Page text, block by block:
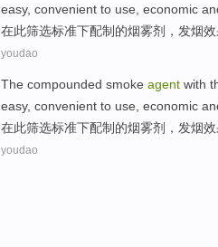
easy, convenient to use economic
在此筛选标准下配制 的烟雾剂 ，发烟
youdao
The compounded smoke agent with
easy, convenient to use economic
在此筛选标准下配制 的烟雾剂 ，发烟
youdao